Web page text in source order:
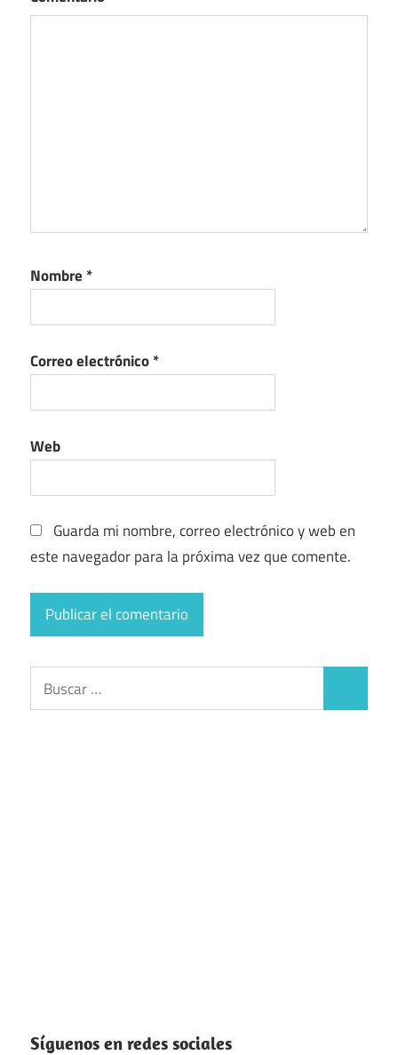
Nombre *
Correo electrónico*
Web
Guarda mi nombre, correo electrónico y web en
este navegador para la próxima vez que comente.
Buscar:
Síguenos en redes sociales